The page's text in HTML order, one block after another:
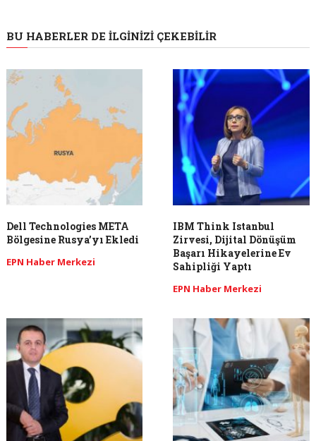
BU HABERLER DE İLGINIZI ÇEKEBILIR
​Dell Technologies META
Bölgesine Rusya’yı Ekledi
EPN Haber Merkezi
IBM Think Istanbul
Zirvesi, Dijital Dönüşüm
Başarı Hikayelerine Ev
Sahipliği Yaptı
EPN Haber Merkezi